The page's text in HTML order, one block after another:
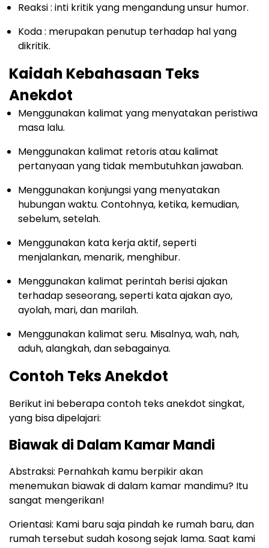
Reaksi : inti kritik yang mengandung unsur humor.
Koda : merupakan penutup terhadap hal yang
dikritik.
Kaidah Kebahasaan Teks
Anekdot
Menggunakan kalimat yang menyatakan peristiwa
masa lalu.
Menggunakan kalimat retoris atau kalimat
pertanyaan yang tidak membutuhkan jawaban.
Menggunakan konjungsi yang menyatakan
hubungan waktu. Contohnya, ketika, kemudian,
sebelum, setelah.
Menggunakan kata kerja aktif, seperti
menjalankan, menarik, menghibur.
Menggunakan kalimat perintah berisi ajakan
terhadap seseorang, seperti kata ajakan ayo,
ayolah, mari, dan marilah.
Menggunakan kalimat seru. Misalnya, wah, nah,
aduh, alangkah, dan sebagainya.
Contoh Teks Anekdot
Berikut ini beberapa contoh teks anekdot singkat,
yang bisa dipelajari:
Biawak di Dalam Kamar Mandi
Abstraksi: Pernahkah kamu berpikir akan
menemukan biawak di dalam kamar mandimu? Itu
sangat mengerikan!
Orientasi: Kami baru saja pindah ke rumah baru, dan
rumah tersebut sudah kosong sejak lama. Saat kami